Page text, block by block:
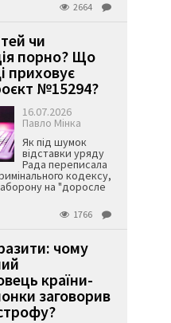
2664
чи
порно? Що
приховує
№15294?
16.07.2026
Павло Мінка
Як під шумок
відставки уряду
Рада переписала
кодексу,
на "доросле
1766
чому
країни-
заговорив